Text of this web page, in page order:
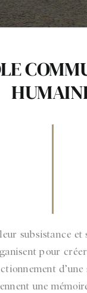
subsistance et
pour
d’une
une